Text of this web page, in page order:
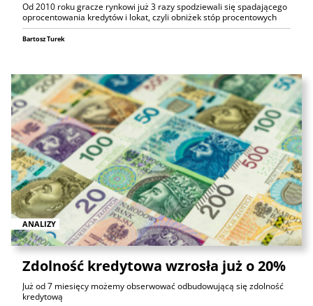
Od 2010 roku gracze rynkowi już 3 razy spodziewali się spadającego
oprocentowania kredytów i lokat, czyli obniżek stóp procentowych
Bartosz Turek
ANALIZY
Zdolność kredytowa wzrosła już o 20%
Już od 7 miesięcy możemy obserwować odbudowującą się zdolność
kredytową